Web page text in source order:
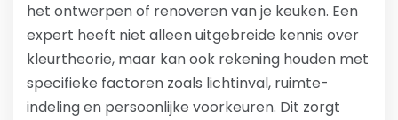
het ontwerpen of renoveren van je keuken. Een
expert heeft niet alleen uitgebreide kennis over
kleurtheorie, maar kan ook rekening houden met
specifieke factoren zoals lichtinval, ruimte-
indeling en persoonlijke voorkeuren. Dit zorgt